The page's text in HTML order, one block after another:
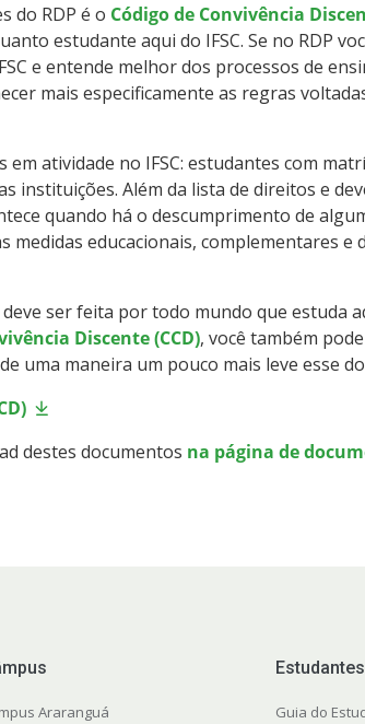
do RDP é o Código de Convivência
estudante aqui do IFSC. Se no RDP
e entende melhor dos processos de
mais especificamente as regras
atividade no IFSC: estudantes com
instituições. Além da lista de direitos e
quando há o descumprimento de
medidas educacionais, complementares e
ser feita por todo mundo que estuda
Discente (CCD), você também
uma maneira um pouco mais leve esse
destes documentos na página de
Araranguá
Estudantes
Guia do